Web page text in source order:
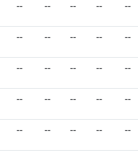
-- -- -- -- --
-- -- -- -- --
-- -- -- -- --
-- -- -- -- --
-- -- -- -- --